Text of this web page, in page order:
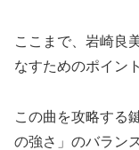
ここまで、岩崎良
なすためのポイン
この曲を攻略する
の強さ」のバラン